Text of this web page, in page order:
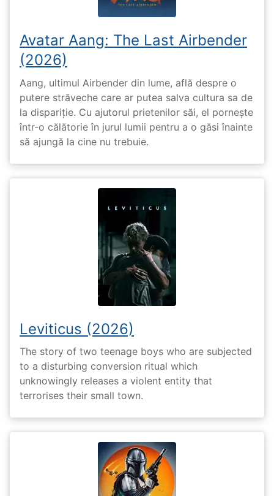
Avatar Aang: The Last Airbender
(2026)
Aang, ultimul Airbender din lume, află despre o
putere străveche care ar putea salva cultura sa de
la dispariție. Cu ajutorul prietenilor săi, el pornește
într-o călătorie în jurul lumii pentru a o găsi înainte
să ajungă la cine nu trebuie.
Leviticus (2026)
The story of two teenage boys who are subjected
to a disturbing conversion ritual which
unknowingly releases a violent entity that
terrorises their small town.